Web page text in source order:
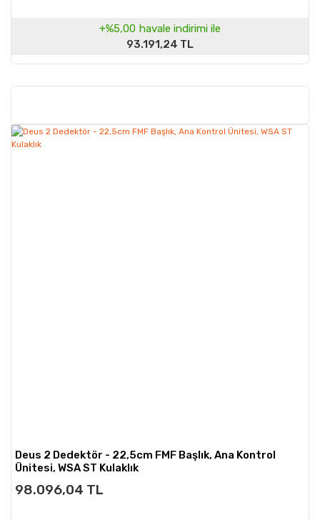
+%5,00 havale indirimi ile
93.191,24 TL
Deus 2 Dedektör - 22,5cm FMF Başlık, Ana Kontrol
Ünitesi, WSA ST Kulaklık
98.096,04 TL